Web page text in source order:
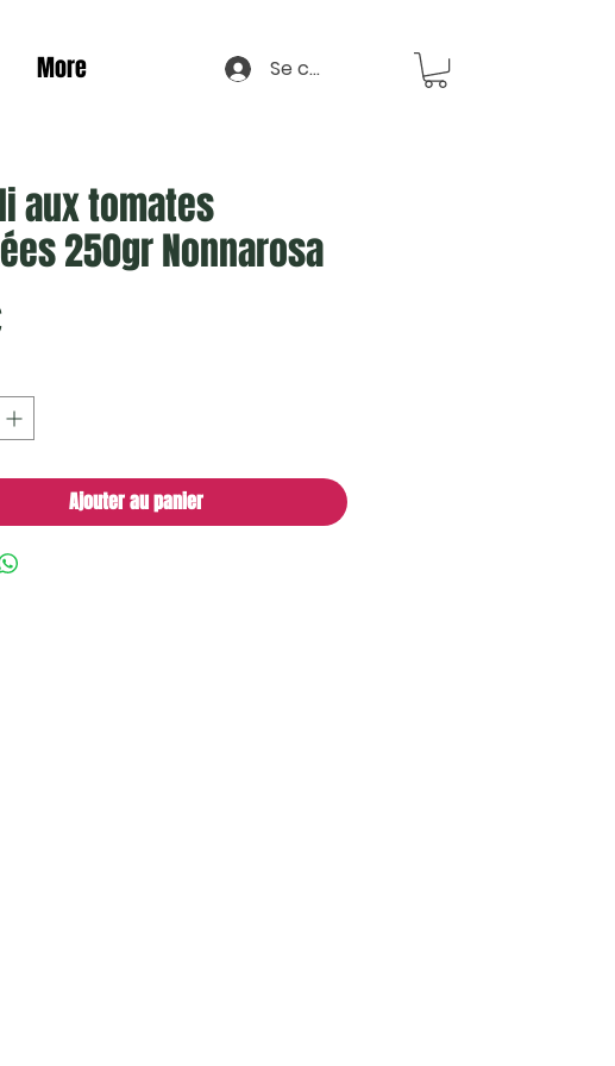
More Se connecter
aux tomates
250gr Nonnarosa
Prix
Ajouter au panier